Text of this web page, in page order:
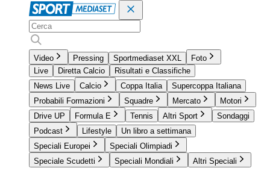
Video Pressing Sportmediaset XXL
Foto
Live
Diretta Calcio
Risultati e Classifiche
News Live
Calcio Coppa Italia
Supercoppa Italiana
Probabili Formazioni
Squadre Mercato
Motori
Drive UP
Formula E Tennis Altri Sport
Sondaggi
Podcast
Lifestyle
Un libro a settimana
Speciali Europei
Speciali Olimpiadi
Speciale Scudetti
Speciali Mondiali Altri Speciali